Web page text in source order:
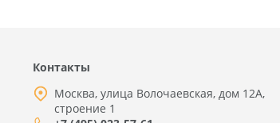
Контакты
Москва, улица Волочаевская, дом 12А,
строение 1